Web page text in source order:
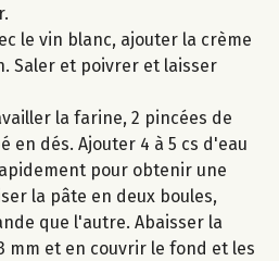
le vin blanc, ajouter la crème
Saler et poivrer et laisser
la farine, 2 pincées de
en dés. Ajouter 4 à 5 cs d'eau
pour obtenir une
la pâte en deux boules,
que l'autre. Abaisser la
mm et en couvrir le fond et les